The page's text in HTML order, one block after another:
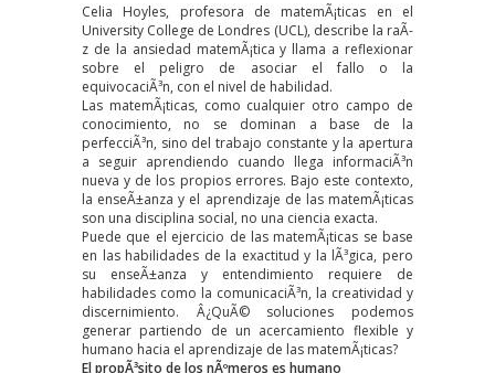
Celia Hoyles, profesora de matemÃ¡ticas en el
University College de Londres (UCL), describe la raÃ­
z de la ansiedad matemÃ¡tica y llama a reflexionar
sobre el peligro de asociar el fallo o la
equivocaciÃ³n, con el nivel de habilidad.
Las matemÃ¡ticas, como cualquier otro campo de
conocimiento, no se dominan a base de la
perfecciÃ³n, sino del trabajo constante y la apertura
a seguir aprendiendo cuando llega informaciÃ³n
nueva y de los propios errores. Bajo este contexto,
la enseÃ±anza y el aprendizaje de las matemÃ¡ticas
son una disciplina social, no una ciencia exacta.
Puede que el ejercicio de las matemÃ¡ticas se base
en las habilidades de la exactitud y la lÃ³gica, pero
su enseÃ±anza y entendimiento requiere de
habilidades como la comunicaciÃ³n, la creatividad y
discernimiento. Â¿QuÃ© soluciones podemos
generar partiendo de un acercamiento flexible y
humano hacia el aprendizaje de las matemÃ¡ticas?
El propÃ³sito de los nÃºmeros es humano